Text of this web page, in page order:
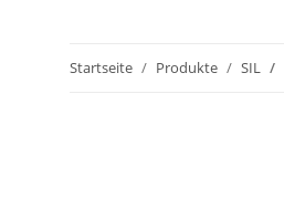
Startseite Produkte SIL